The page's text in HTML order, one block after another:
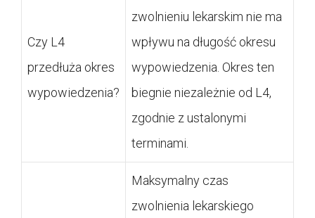
Czy L4
przedłuża okres
wypowiedzenia?
zwolnieniu lekarskim nie ma
wpływu na długość okresu
wypowiedzenia. Okres ten
biegnie niezależnie od L4,
zgodnie z ustalonymi
terminami.
Maksymalny czas
zwolnienia lekarskiego